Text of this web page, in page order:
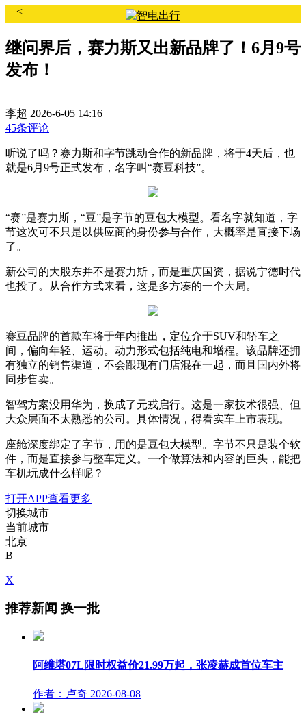
<
继问界后，赛力斯又出新品牌了！6月9号
发布！
李超 2026-6-05 14:16
45条评论
听说了吗？赛力斯和字节跳动合作的新品牌，将于4天后，也
就是6月9号正式发布，名字叫“赛豆科技”。
“赛”是赛力斯，“豆”是字节的豆包大模型。看名字就知道，字
节这次可不只是以供应商的身份参与合作，大概率是直接下场
了。
新公司的大股东并不是赛力斯，而是重庆国资，据说宁德时代
也投了。从合作方式来看，这是多方凑的一个大局。
赛豆品牌的首款车将于年内推出，定位介于SUV和轿车之
间，偏向年轻、运动。动力形式包括纯电和增程。该品牌还拥
有独立的销售渠道，不会跟现有门店混在一起，而且国内外将
同步售卖。
智驾方案没用华为，换成了元戎启行。这是一家技术很强、但
大众层面不太熟悉的公司。具体情况，得看实车上市表现。
座舱深度绑定了字节，用的是豆包大模型。字节不只是装个软
件，而是直接参与整车定义。一个做算法和内容的巨头，能把
车机玩成什么样呢？
打开APP查看更多
切换城市
当前城市
北京
B
X
推荐新闻 换一批
阿维塔07L限时权益价21.99万起，张凌赫成首位车主
作者：卢奇 2026-08-08